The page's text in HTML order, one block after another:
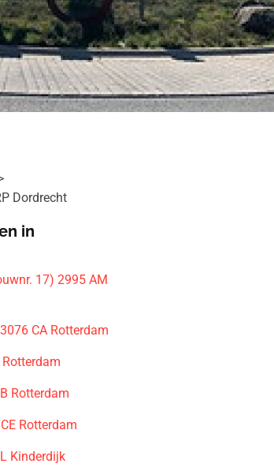
Dordrecht
in
17) 2995 AM
CA Rotterdam
Rotterdam
Rotterdam
Kinderdijk